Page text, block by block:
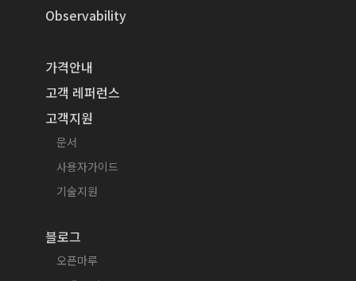
Observability
가격안내
고객 레퍼런스
고객지원
문서
사용자가이드
기술지원
블로그
오픈마루